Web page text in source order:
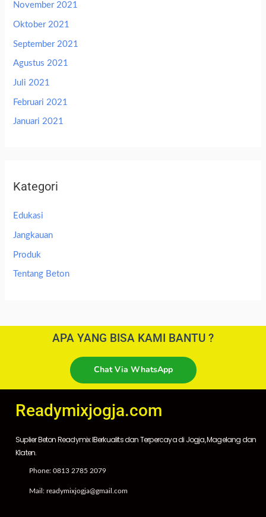
November 2021
Oktober 2021
September 2021
Agustus 2021
Juli 2021
Februari 2021
Januari 2021
Kategori
Edukasi
Jangkauan
Produk
Tentang Beton
APA YANG BISA KAMI BANTU ?
Chat Via WhatsApp
Readymixjogja.com
Suplier Beton Readymix IBerkualits dan Terpercaya di Jogja, Magelang dan
Klaten.
Phone: 0813 2785 2079
Mail: readymixjogja@gmail.com